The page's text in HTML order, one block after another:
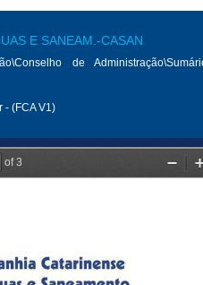
E SANEAM.-CASAN
de
- (FCA V1)